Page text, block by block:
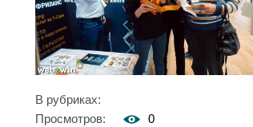
В рубриках:
Просмотров:
0